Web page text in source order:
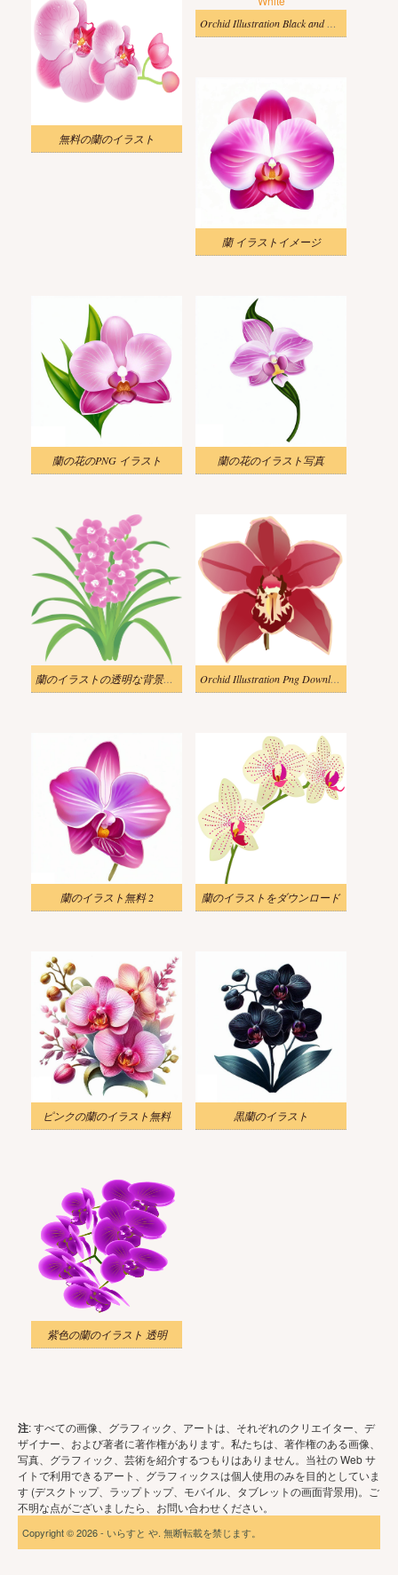
無料の蘭のイラスト
Orchid Illustration Black and White
蘭 イラストイメージ
蘭の花のPNG イラスト 蘭の花のイラスト写真
蘭のイラストの透明な背景をダウンロード Orchid Illustration Png Download
蘭のイラスト無料 2 蘭のイラストをダウンロード
ピンクの蘭のイラスト無料 黒蘭のイラスト
紫色の蘭のイラスト 透明
注: すべての画像、グラフィック、アートは、それぞれのクリエイター、デ
ザイナー、および著者に著作権があります。私たちは、著作権のある画像、
写真、グラフィック、芸術を紹介するつもりはありません。当社の Web サ
イトで利用できるアート、グラフィックスは個人使用のみを目的としていま
す (デスクトップ、ラップトップ、モバイル、タブレットの画面背景用)。ご
不明な点がございましたら、お問い合わせください。
Copyright © 2026 - いらすと や. 無断転載を禁じます。